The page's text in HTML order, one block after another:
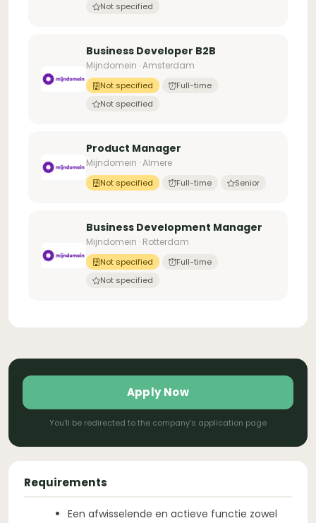
Not specified
Business Developer B2B
Mijndomein · Amsterdam
Not specified
Full-time
Not specified
Product Manager
Mijndomein · Almere
Not specified Full-time Senior
Business Development Manager
Mijndomein · Rotterdam
Not specified
Full-time
Not specified
Apply Now
You'll be redirected to the company's application page
Requirements
Een afwisselende en actieve functie zowel